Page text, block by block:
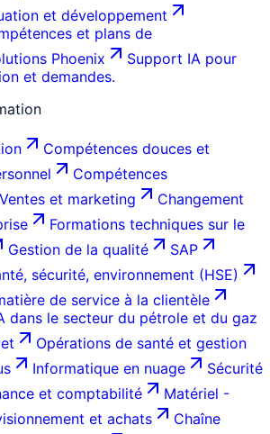
et développement
et plans de
Phoenix
Support IA pour
et demandes.
Compétences douces et
Compétences
Ventes et marketing
Changement
Formations techniques sur le
Gestion de la qualité
SAP
sécurité, environnement (HSE)
de service à la clientèle
dans le secteur du pétrole et du gaz
Opérations de santé et gestion
Informatique en nuage
Sécurité
et comptabilité
Matériel -
et achats
Chaîne